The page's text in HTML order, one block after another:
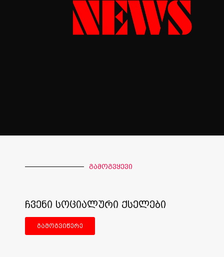
გამოგვყევი
ჩვენი სოციალური ქსელები
გამოგვიწერე